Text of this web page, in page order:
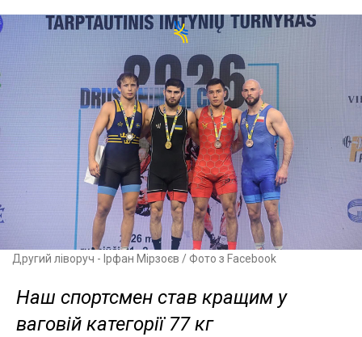
Другий ліворуч - Ірфан Мірзоєв / Фото з Facebook
Наш спортсмен став кращим у
ваговій категорії 77 кг